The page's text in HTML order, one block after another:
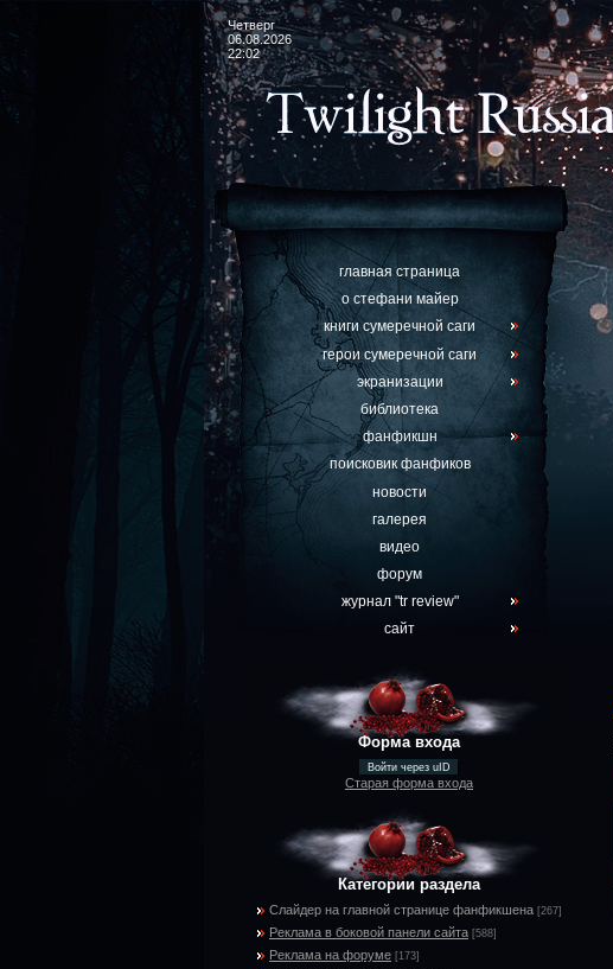
Четверг
06.08.2026
22:02
главная страница
о стефани майер
книги сумеречной саги
герои сумеречной саги
экранизации
библиотека
фанфикшн
поисковик фанфиков
новости
галерея
видео
форум
журнал "tr review"
сайт
Форма входа
Войти через uID
Старая форма входа
Категории раздела
Слайдер на главной странице фанфикшена [267]
Реклама в боковой панели сайта [588]
Реклама на форуме [173]